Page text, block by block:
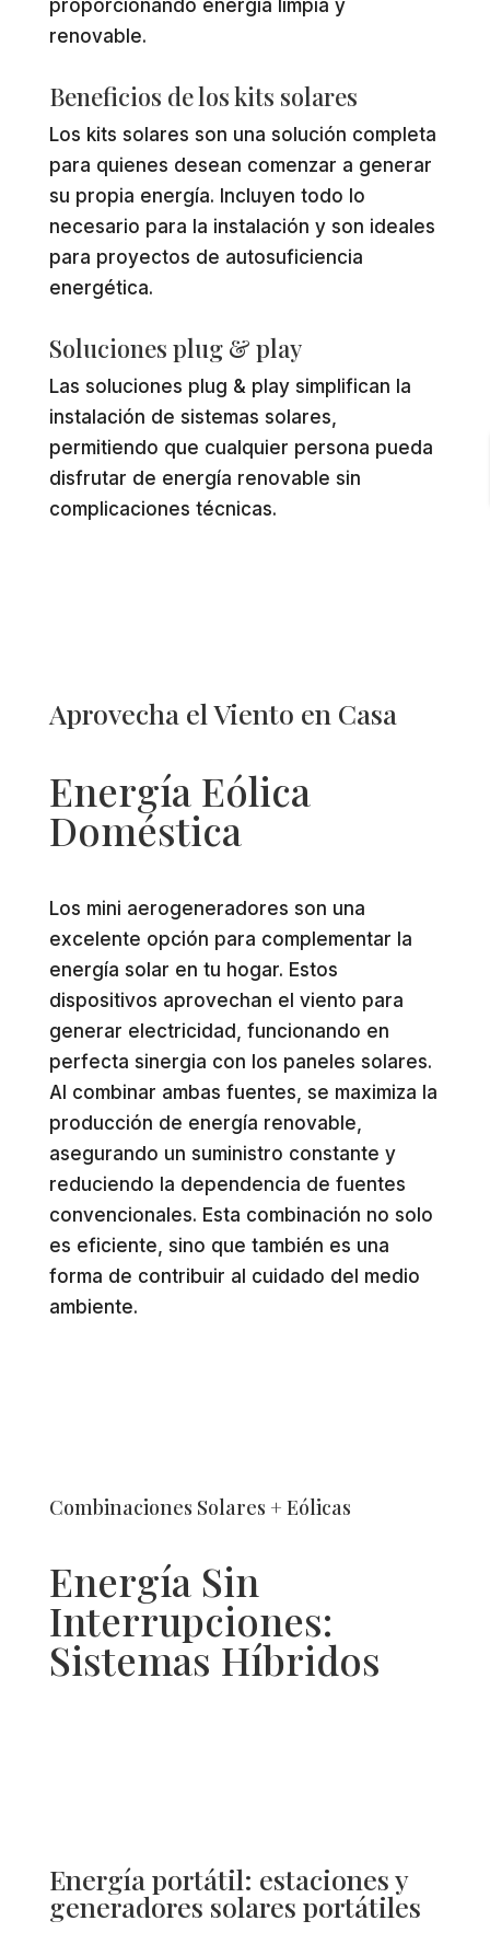
proporcionando energía limpia y
renovable.
Beneficios de los kits solares
Los kits solares son una solución completa
para quienes desean comenzar a generar
su propia energía. Incluyen todo lo
necesario para la instalación y son ideales
para proyectos de autosuficiencia
energética.
Soluciones plug & play
Las soluciones plug & play simplifican la
instalación de sistemas solares,
permitiendo que cualquier persona pueda
disfrutar de energía renovable sin
complicaciones técnicas.
Aprovecha el Viento en Casa
Energía Eólica
Doméstica
Los mini aerogeneradores son una
excelente opción para complementar la
energía solar en tu hogar. Estos
dispositivos aprovechan el viento para
generar electricidad, funcionando en
perfecta sinergia con los paneles solares.
Al combinar ambas fuentes, se maximiza la
producción de energía renovable,
asegurando un suministro constante y
reduciendo la dependencia de fuentes
convencionales. Esta combinación no solo
es eficiente, sino que también es una
forma de contribuir al cuidado del medio
ambiente.
Combinaciones Solares + Eólicas
Energía Sin
Interrupciones:
Sistemas Híbridos
Energía portátil: estaciones y
generadores solares portátiles